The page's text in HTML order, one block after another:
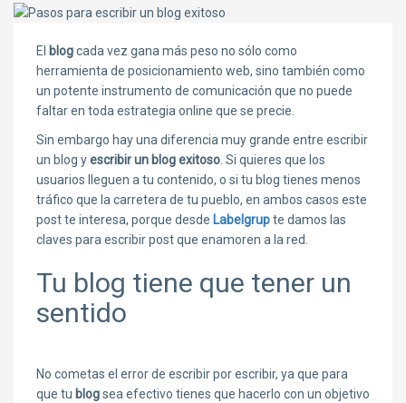
El blogcada vez gana más peso no sólo como
herramienta de posicionamiento web, sino también como
un potente instrumento de comunicación que no puede
faltar en toda estrategia online que se precie.
Sin embargo hay una diferencia muy grande entre escribir
un blog yescribir un blog exitoso. Si quieres que los
usuarios lleguen a tu contenido, o si tu blog tienes menos
tráfico que la carretera de tu pueblo, en ambos casos este
post te interesa, porque desde Labelgrupte damos las
claves para escribir post que enamoren a la red.
Tu blog tiene que tener un
sentido
No cometas el error de escribir por escribir, ya que para
que tu blogsea efectivo tienes que hacerlo con un objetivo